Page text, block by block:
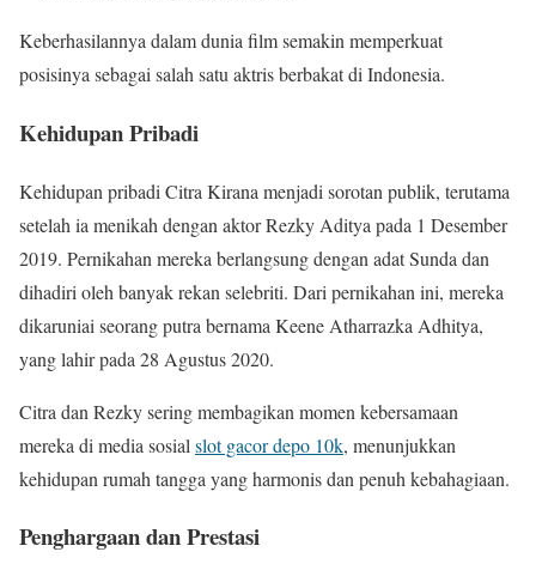
Keberhasilannya dalam dunia film semakin memperkuat
posisinya sebagai salah satu aktris berbakat di Indonesia.
Kehidupan Pribadi
Kehidupan pribadi Citra Kirana menjadi sorotan publik, terutama
setelah ia menikah dengan aktor Rezky Aditya pada 1 Desember
2019. Pernikahan mereka berlangsung dengan adat Sunda dan
dihadiri oleh banyak rekan selebriti. Dari pernikahan ini, mereka
dikaruniai seorang putra bernama Keene Atharrazka Adhitya,
yang lahir pada 28 Agustus 2020.
Citra dan Rezky sering membagikan momen kebersamaan
mereka di media sosial slot gacor depo 10k, menunjukkan
kehidupan rumah tangga yang harmonis dan penuh kebahagiaan.
Penghargaan dan Prestasi